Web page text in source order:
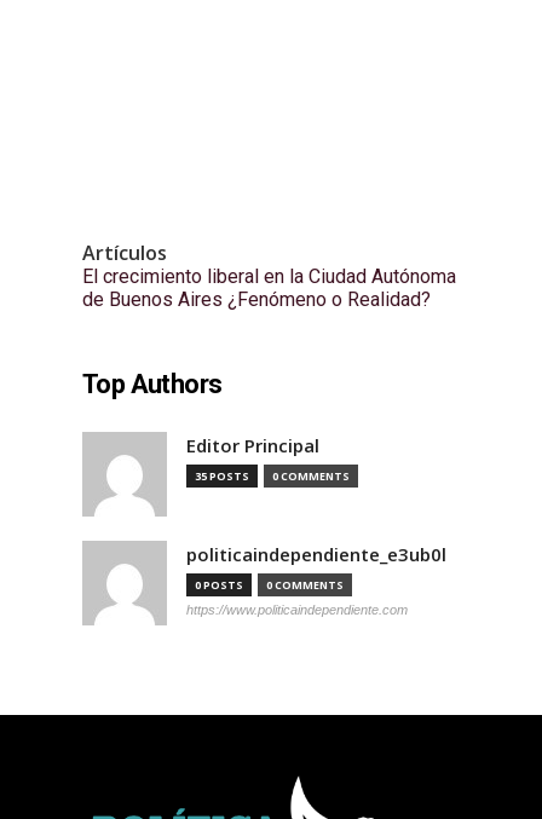
Artículos
El crecimiento liberal en la Ciudad Autónoma
de Buenos Aires ¿Fenómeno o Realidad?
Top Authors
Editor Principal
35 POSTS 0 COMMENTS
politicaindependiente_e3ub0l
0 POSTS 0 COMMENTS
https://www.politicaindependiente.com